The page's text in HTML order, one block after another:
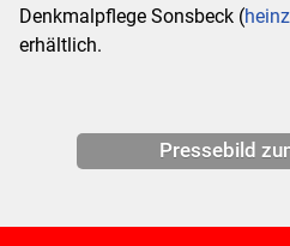
Denkmalpflege Sonsbeck (
erhältlich.
Pressebild